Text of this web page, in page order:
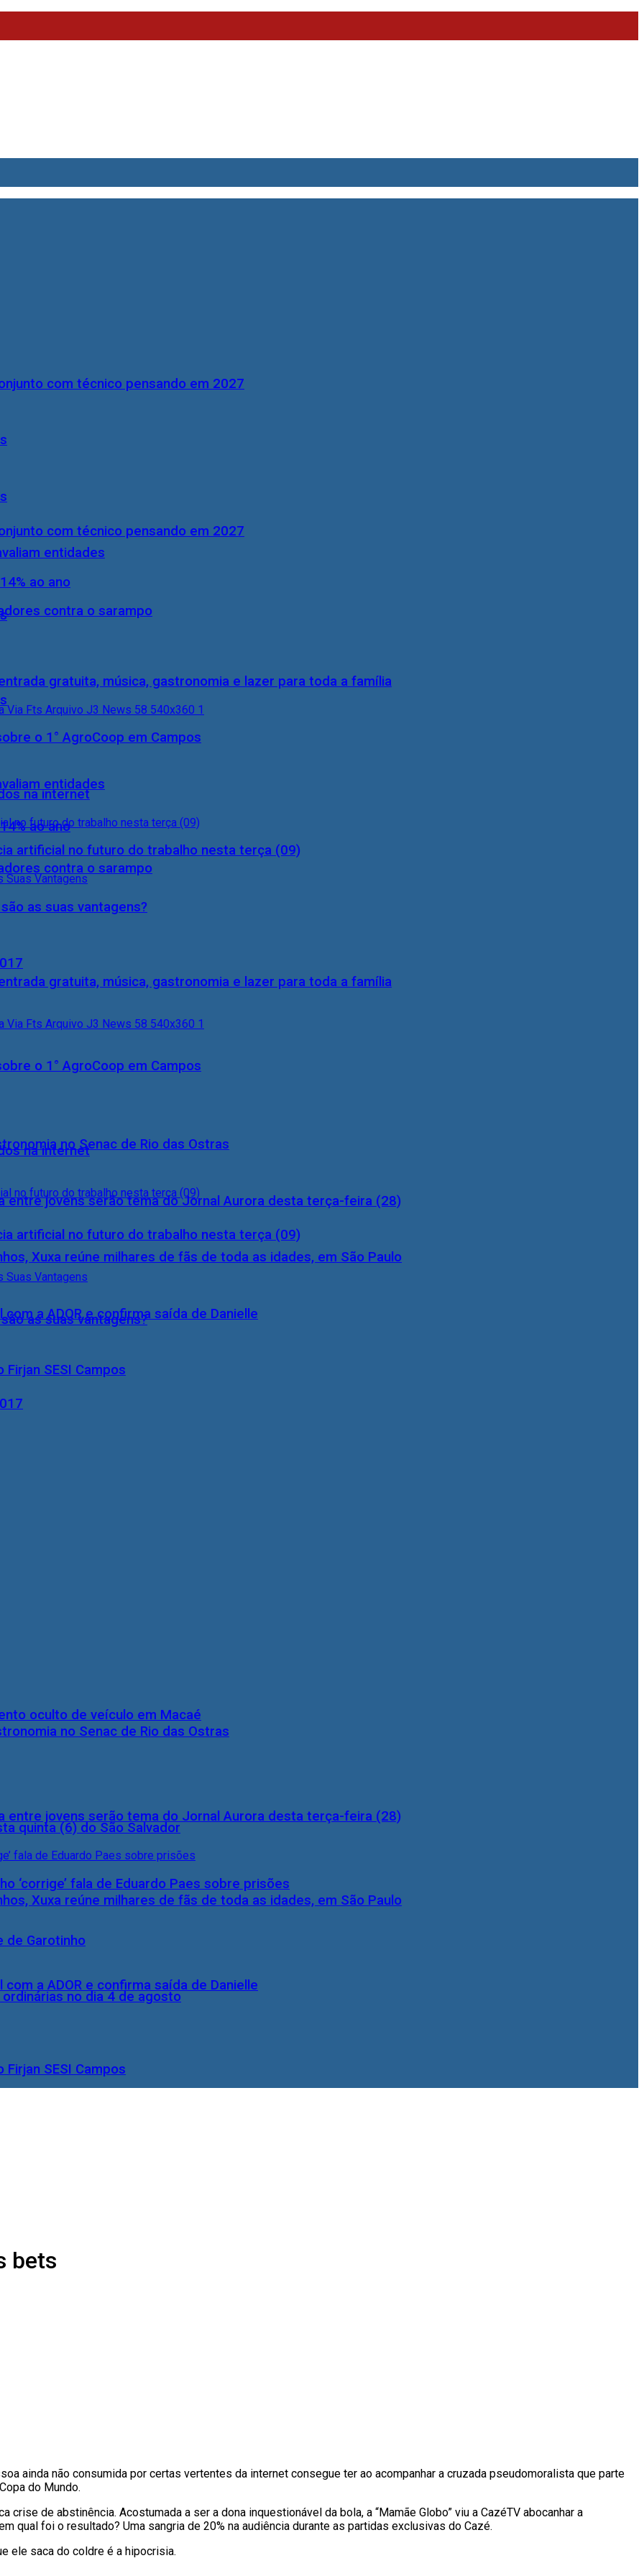
com técnico pensando em 2027
entidades
ao ano
contra o sarampo
gratuita, música, gastronomia e lazer para toda a família
o 1° AgroCoop em Campos
na internet
artificial no futuro do trabalho nesta terça (09)
as suas vantagens?
no Senac de Rio das Ostras
entre jovens serão tema do Jornal Aurora desta terça-feira (28)
Xuxa reúne milhares de fãs de toda as idades, em São Paulo
a ADOR e confirma saída de Danielle
SESI Campos
com técnico pensando em 2027
entidades
ao ano
contra o sarampo
gratuita, música, gastronomia e lazer para toda a família
o 1° AgroCoop em Campos
na internet
artificial no futuro do trabalho nesta terça (09)
as suas vantagens?
no Senac de Rio das Ostras
entre jovens serão tema do Jornal Aurora desta terça-feira (28)
Xuxa reúne milhares de fãs de toda as idades, em São Paulo
a ADOR e confirma saída de Danielle
SESI Campos
oculto de veículo em Macaé
quinta (6) do São Salvador
‘corrige’ fala de Eduardo Paes sobre prisões
de Garotinho
no dia 4 de agosto
bets
ainda não consumida por certas vertentes da internet consegue ter ao acompanhar a cruzada pseudomoralista que parte
do Mundo.
de abstinência. Acostumada a ser a dona inquestionável da bola, a “Mamãe Globo” viu a CazéTV abocanhar a
qual foi o resultado? Uma sangria de 20% na audiência durante as partidas exclusivas do Cazé.
ele saca do coldre é a hipocrisia.